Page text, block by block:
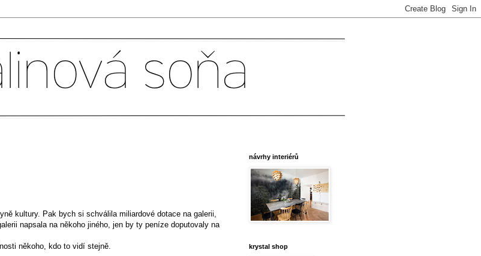
kultury. Pak bych si schválila miliardové dotace na galerii,
napsala na někoho jiného, jen by ty peníze doputovaly na
někoho, kdo to vidí stejně.
návrhy interiérů
krystal shop